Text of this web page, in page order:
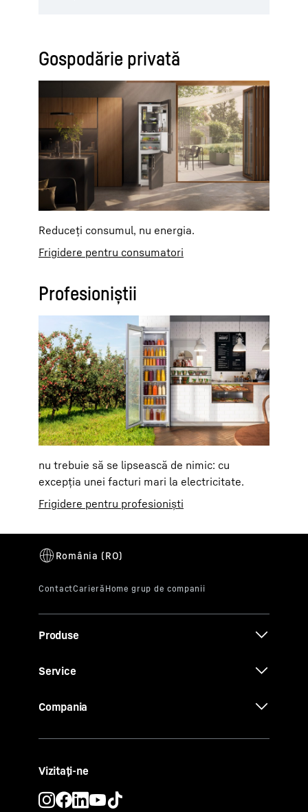
Gospodărie privată
Reduceți consumul, nu energia.
Frigidere pentru consumatori
Profesioniștii
nu trebuie să se lipsească de nimic: cu
excepția unei facturi mari la electricitate.
Frigidere pentru profesioniști
Produse
Service
Compania
Vizitați-ne